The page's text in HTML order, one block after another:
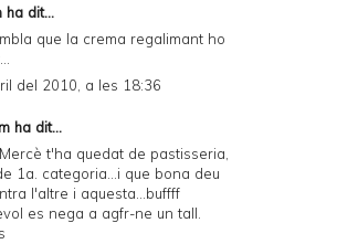
ha dit...
que la crema regalimant ho
del 2010, a les 18:36
ha dit...
t'ha quedat de pastisseria,
1a. categoria...i que bona deu
l'altre i aquesta...buffff
es nega a agfr-ne un tall.